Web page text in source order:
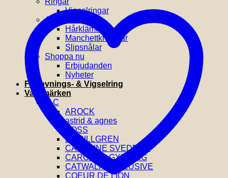
Vigselringar
Accessoarer
Hårklämmor
Manchettknappar
Slipsnålar
Shoppa nu
Erbjudanden
Nyheter
Förlovnings- & Vigselring
Varumärken
A-C
AROCK
astrid & agnes
BOSS
BY BILLGREN
CAROLINE SVEDBOM
CAROLINA GYNNING
CATWALK EXCLUSIVE
COEUR DE LION